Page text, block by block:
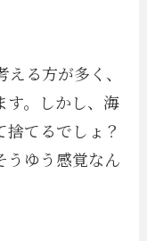
る方が多く、
す。しかし、海
てるでしょ？
うゆう感覚なん